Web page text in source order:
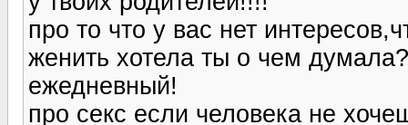
про то что у вас нет
женить хотела ты о чем
ежедневный!
про секс если человека не